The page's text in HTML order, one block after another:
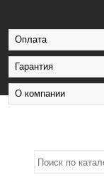
Оплата
Гарантия
О компании